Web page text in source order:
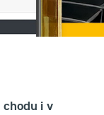
chodu i v